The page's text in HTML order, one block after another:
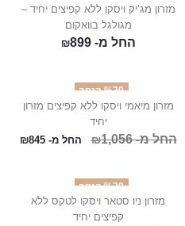
מזרון מג’יק ויסקו ללא קפיצים יחיד –
מגולגל בוואקום
החל מ- ₪899
%20 הנחה
מזרון מיאמי ויסקו ללא קפיצים מזרון
יחיד
החל מ- ₪1,056 החל מ- ₪845
%20 הנחה
מזרון ניו סטאר ויסקו לטקס ללא
קפיצים יחיד